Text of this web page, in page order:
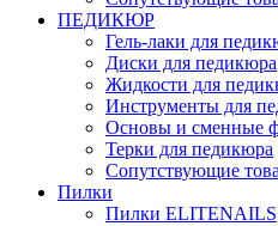
ПЕДИКЮР
Гель-лаки для
Диски для педикюра
Жидкости для
Инструменты для
Основы и сменные
Терки для педикюра
Сопутствующие
Пилки
Пилки ELITENAILS